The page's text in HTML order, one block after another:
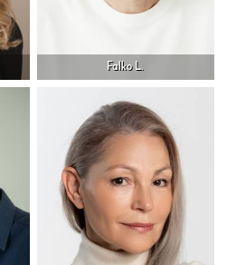
Falko L.